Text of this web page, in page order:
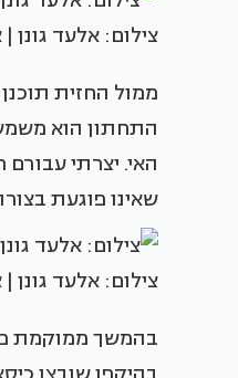
צילום: אלעד גונן |
ממול החזית
התחתון הוא
שאינו פוגעת
צילום: אלעד גונן |
בהמשך ממוקמת